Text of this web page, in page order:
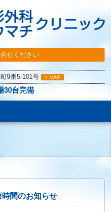
せください
9番5-101号 » MAP
30台完備
間のお知らせ